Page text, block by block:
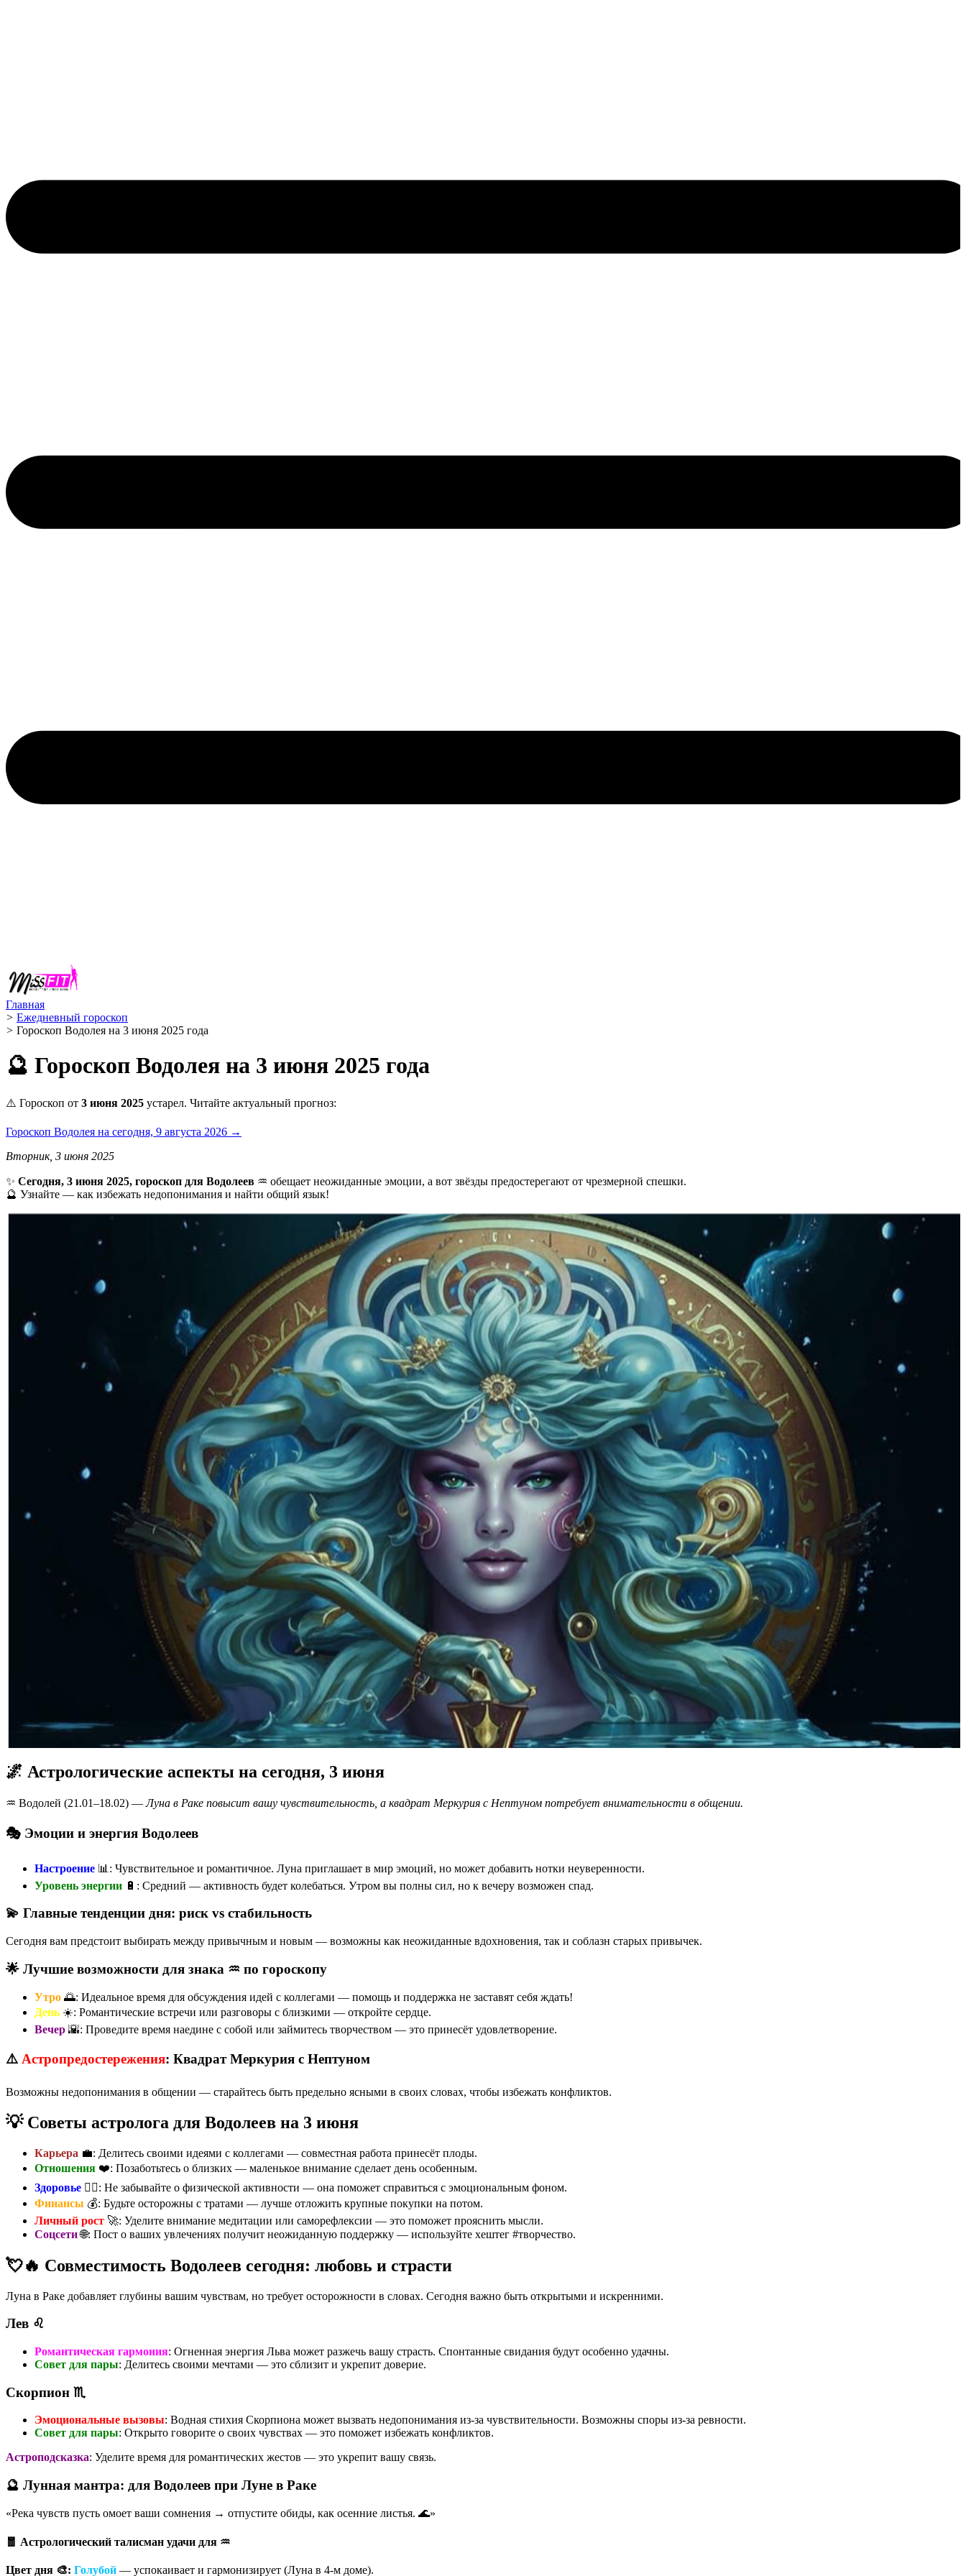
Главная
> Ежедневный гороскоп
> Гороскоп Водолея на 3 июня 2025 года
🔮 Гороскоп Водолея на 3 июня 2025 года
⚠️ Гороскоп от 3 июня 2025 устарел. Читайте актуальный прогноз:
Гороскоп Водолея на сегодня, 9 августа 2026 →
Вторник, 3 июня 2025
✨ Сегодня, 3 июня 2025, гороскоп для Водолеев ♒ обещает неожиданные эмоции, а вот звёзды предостерегают от чрезмерной спешки.
🔮 Узнайте — как избежать недопонимания и найти общий язык!
🌌 Астрологические аспекты на сегодня, 3 июня
♒️ Водолей (21.01–18.02) —Луна в Раке повысит вашу чувствительность, а квадрат Меркурия с Нептуном потребует внимательности в общении.
🎭 Эмоции и энергия Водолеев
Настроение 📊: Чувствительное и романтичное. Луна приглашает в мир эмоций, но может добавить нотки неуверенности.
Уровень энергии 🔋: Средний — активность будет колебаться. Утром вы полны сил, но к вечеру возможен спад.
💫 Главные тенденции дня: риск vs стабильность
Сегодня вам предстоит выбирать между привычным и новым — возможны как неожиданные вдохновения, так и соблазн старых привычек.
🌟 Лучшие возможности для знака ♒ по гороскопу
Утро 🌅: Идеальное время для обсуждения идей с коллегами — помощь и поддержка не заставят себя ждать!
День ☀️: Романтические встречи или разговоры с близкими — откройте сердце.
Вечер 🌇: Проведите время наедине с собой или займитесь творчеством — это принесёт удовлетворение.
⚠️ Астропредостережения: Квадрат Меркурия с Нептуном
Возможны недопонимания в общении — старайтесь быть предельно ясными в своих словах, чтобы избежать конфликтов.
💡 Советы астролога для Водолеев на 3 июня
Карьера 💼: Делитесь своими идеями с коллегами — совместная работа принесёт плоды.
Отношения ❤️: Позаботьтесь о близких — маленькое внимание сделает день особенным.
Здоровье 🏃‍♀️: Не забывайте о физической активности — она поможет справиться с эмоциональным фоном.
Финансы 💰: Будьте осторожны с тратами — лучше отложить крупные покупки на потом.
Личный рост 🚀: Уделите внимание медитации или саморефлексии — это поможет прояснить мысли.
Соцсети🌐: Пост о ваших увлечениях получит неожиданную поддержку — используйте хештег #творчество.
💘🔥 Совместимость Водолеев сегодня: любовь и страсти
Луна в Раке добавляет глубины вашим чувствам, но требует осторожности в словах. Сегодня важно быть открытыми и искренними.
Лев ♌
Романтическая гармония: Огненная энергия Льва может разжечь вашу страсть. Спонтанные свидания будут особенно удачны.
Совет для пары: Делитесь своими мечтами — это сблизит и укрепит доверие.
Скорпион ♏
Эмоциональные вызовы: Водная стихия Скорпиона может вызвать недопонимания из-за чувствительности. Возможны споры из-за ревности.
Совет для пары: Открыто говорите о своих чувствах — это поможет избежать конфликтов.
Астроподсказка: Уделите время для романтических жестов — это укрепит вашу связь.
🔮 Лунная мантра: для Водолеев при Луне в Раке
«Река чувств пусть омоет ваши сомнения → отпустите обиды, как осенние листья. 🌊»
🧧 Астрологический талисман удачи для ♒
Цвет дня 🎨: Голубой — успокаивает и гармонизирует (Луна в 4-м доме).